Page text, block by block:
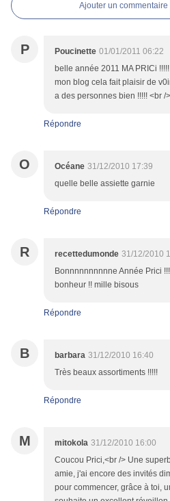
Ajouter un commentaire
P Poucinette 01/01/2011 06:22
belle année 2011 MA PRICi
mon blog cela fait plaisir de
a des personnes bien !!!!! <br /
Répondre
O Océane 31/12/2010 17:39
quelle belle assiette garnie
Répondre
R recettedumonde 31/12/2010
Bonnnnnnnnnne Année Prici
bonheur !! mille bisous
Répondre
B barbara 31/12/2010 16:40
Très beaux assortiments !!!!!
Répondre
M mitokola 31/12/2010 16:00
Coucou Prici,<br /> Une
amie, j'ai encore des invités
pour commencer, grâce à toi,